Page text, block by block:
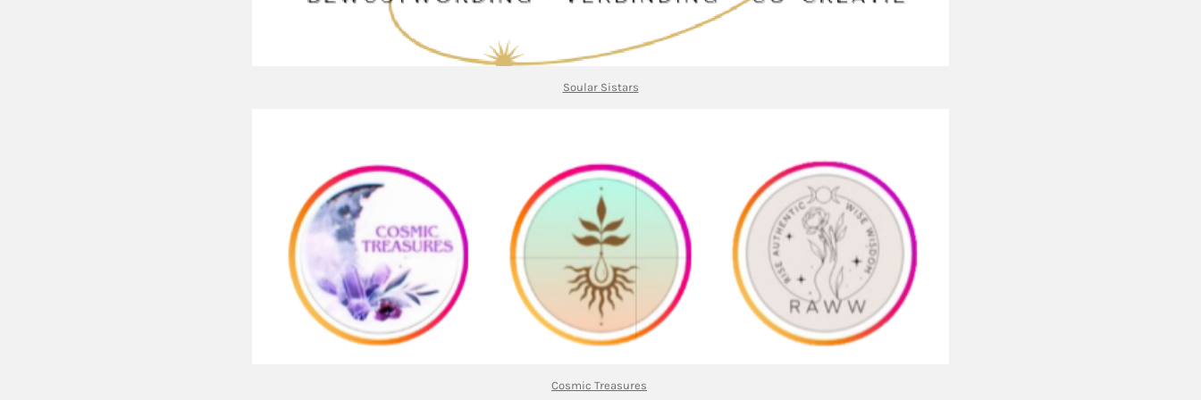
Soular Sistars
Cosmic Treasures